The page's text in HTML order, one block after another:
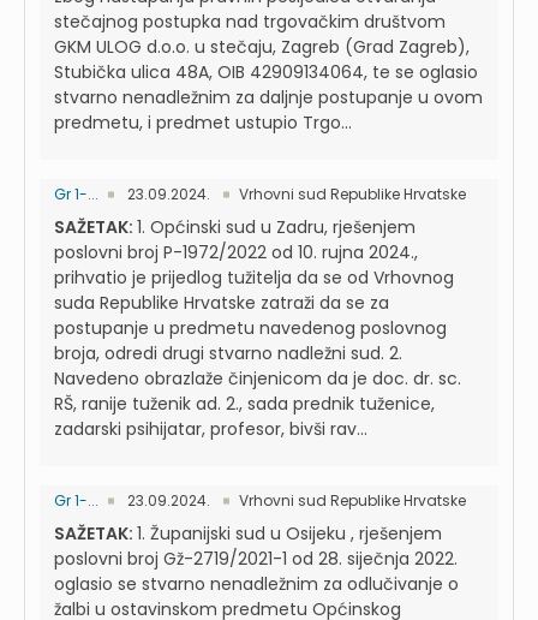
stečajnog postupka nad trgovačkim društvom
GKM ULOG d.o.o. u stečaju, Zagreb (Grad Zagreb),
Stubička ulica 48A, OIB 42909134064, te se oglasio
stvarno nenadležnim za daljnje postupanje u ovom
predmetu, i predmet ustupio Trgo...
Gr 1-... 23.09.2024. Vrhovni sud Republike Hrvatske
SAŽETAK: 1. Općinski sud u Zadru, rješenjem
poslovni broj P-1972/2022 od 10. rujna 2024.,
prihvatio je prijedlog tužitelja da se od Vrhovnog
suda Republike Hrvatske zatraži da se za
postupanje u predmetu navedenog poslovnog
broja, odredi drugi stvarno nadležni sud. 2.
Navedeno obrazlaže činjenicom da je doc. dr. sc.
RŠ, ranije tuženik ad. 2., sada prednik tuženice,
zadarski psihijatar, profesor, bivši rav...
Gr 1-... 23.09.2024. Vrhovni sud Republike Hrvatske
SAŽETAK: 1. Županijski sud u Osijeku , rješenjem
poslovni broj Gž-2719/2021-1 od 28. siječnja 2022.
oglasio se stvarno nenadležnim za odlučivanje o
žalbi u ostavinskom predmetu Općinskog